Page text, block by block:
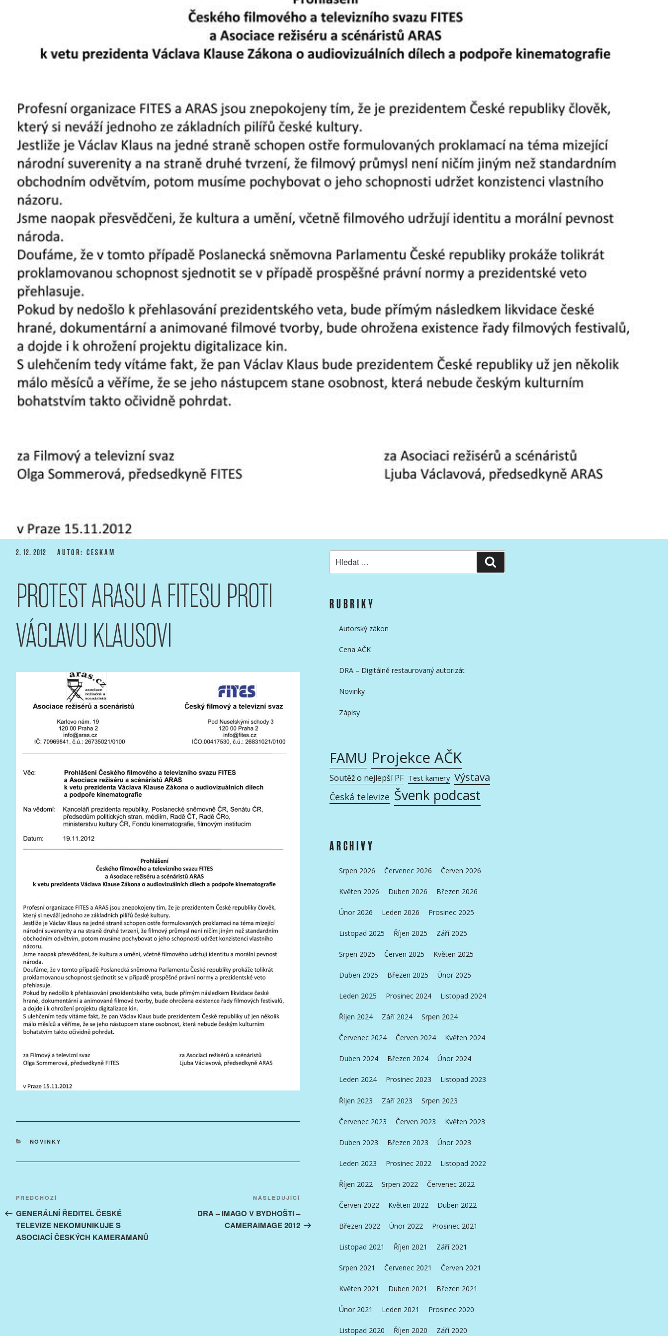
PUBLIKOVÁNO
2. 12. 2012 AUTOR: CESKAM
PROTEST ARASU A FITESU PROTI
VÁCLAVU KLAUSOVI
RUBRIKY
NOVINKY
Navigace
pro
příspěvek
Předchozí
příspěvek
PŘEDCHOZÍ
GENERÁLNÍ ŘEDITEL ČESKÉ
TELEVIZE NEKOMUNIKUJE S
ASOCIACÍ ČESKÝCH KAMERAMANŮ
Následující
příspěvek
NÁSLEDUJÍCÍ
DRA – IMAGO V BYDHOŠTI –
CAMERAIMAGE 2012
RUBRIKY
Autorský zákon
Cena AČK
DRA – Digitálně restaurovaný autorizát
Novinky
Zápisy
FAMU Projekce AČK
Soutěž o nejlepší PF Test kamery Výstava
Česká televize Švenk podcast
ARCHIVY
Srpen 2026 Červenec 2026 Červen 2026
Květen 2026 Duben 2026 Březen 2026
Únor 2026 Leden 2026 Prosinec 2025
Listopad 2025 Říjen 2025 Září 2025
Srpen 2025 Červen 2025 Květen 2025
Duben 2025 Březen 2025 Únor 2025
Leden 2025 Prosinec 2024 Listopad 2024
Říjen 2024 Září 2024 Srpen 2024
Červenec 2024 Červen 2024 Květen 2024
Duben 2024 Březen 2024 Únor 2024
Leden 2024 Prosinec 2023 Listopad 2023
Říjen 2023 Září 2023 Srpen 2023
Červenec 2023 Červen 2023 Květen 2023
Duben 2023 Březen 2023 Únor 2023
Leden 2023 Prosinec 2022 Listopad 2022
Říjen 2022 Srpen 2022 Červenec 2022
Červen 2022 Květen 2022 Duben 2022
Březen 2022 Únor 2022 Prosinec 2021
Listopad 2021 Říjen 2021 Září 2021
Srpen 2021 Červenec 2021 Červen 2021
Květen 2021 Duben 2021 Březen 2021
Únor 2021 Leden 2021 Prosinec 2020
Listopad 2020 Říjen 2020 Září 2020